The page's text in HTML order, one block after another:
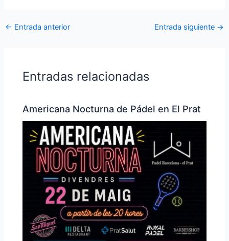
← Entrada anterior Entrada siguiente →
Entradas relacionadas
Americana Nocturna de Pádel en El Prat